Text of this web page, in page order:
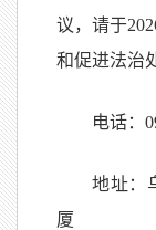
议，请于
和促进法治
电话：
地址：
厦